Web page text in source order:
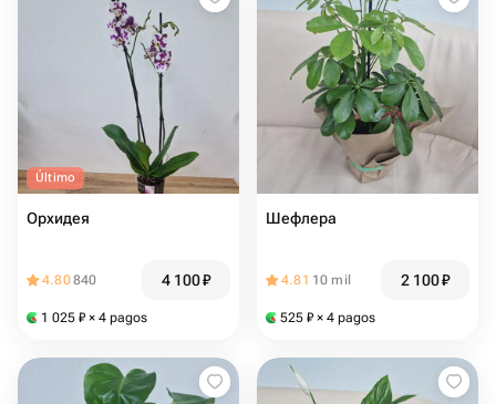
Último
Орхидея
4.80840 4 100₽
1 025 ₽ × 4 pagos
Шефлера
4.81 10 mil 2 100₽
525 ₽ × 4 pagos